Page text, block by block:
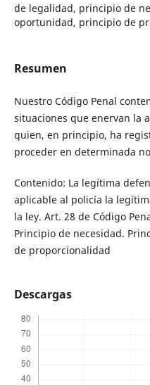
de legalidad, principio de
oportunidad, principio de
Resumen
Nuestro Código Penal
situaciones que enervan la
quien, en principio, ha
proceder en determinada
Contenido: La legítima
aplicable al policía la
la ley. Art. 28 de Código
Principio de necesidad.
de proporcionalidad
Descargas